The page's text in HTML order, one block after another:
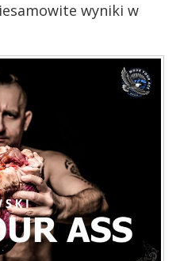
wyniki w